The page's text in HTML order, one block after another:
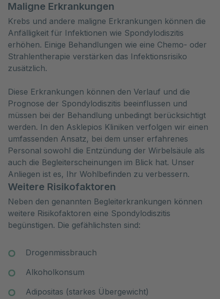
Maligne Erkrankungen
Krebs und andere maligne Erkrankungen können die
Anfälligkeit für Infektionen wie Spondylodiszitis
erhöhen. Einige Behandlungen wie eine Chemo- oder
Strahlentherapie verstärken das Infektionsrisiko
zusätzlich.
Diese Erkrankungen können den Verlauf und die
Prognose der Spondylodiszitis beeinflussen und
müssen bei der Behandlung unbedingt berücksichtigt
werden. In den Asklepios Kliniken verfolgen wir einen
umfassenden Ansatz, bei dem unser erfahrenes
Personal sowohl die Entzündung der Wirbelsäule als
auch die Begleiterscheinungen im Blick hat. Unser
Anliegen ist es, Ihr Wohlbefinden zu verbessern.
Weitere Risikofaktoren
Neben den genannten Begleiterkrankungen können
weitere Risikofaktoren eine Spondylodiszitis
begünstigen. Die gefählichsten sind:
Drogenmissbrauch
Alkoholkonsum
Adipositas (starkes Übergewicht)